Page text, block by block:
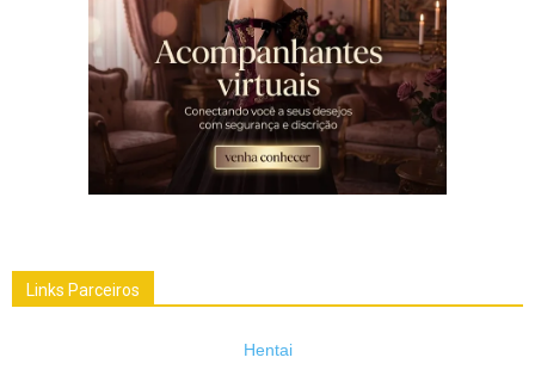
Links Parceiros
Hentai